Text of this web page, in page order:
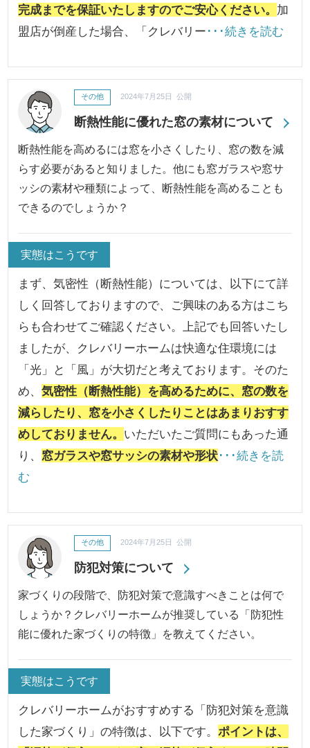
完成までを保証いたしますのでご安心ください。 加
盟店が倒産した場合、「クレバリー ･･･続きを読む
断熱性能に優れた窓の素材について
その他 2024年7月25日 公開
断熱性能を高めるには窓を小さくしたり、窓の数を減
らす必要があると知りました。他にも窓ガラスや窓サ
ッシの素材や種類によって、断熱性能を高めることも
できるのでしょうか？
実態はこうです
まず、気密性（断熱性能）については、以下にて詳
しく回答しておりますので、ご興味のある方はこち
らも合わせてご確認ください。上記でも回答いたし
ましたが、クレバリーホームは快適な住環境には
「光」と「風」が大切だと考えております。そのた
め、気密性（断熱性能）を高めるために、窓の数を
減らしたり、窓を小さくしたりことはあまりおすす
めしておりません。 いただいたご質問にもあった通
り、 窓ガラスや窓サッシの素材や形状･･･続きを読
む
防犯対策について
その他 2024年7月25日 公開
家づくりの段階で、防犯対策で意識すべきことは何で
しょうか？クレバリーホームが推奨している「防犯性
能に優れた家づくりの特徴」を教えてください。
実態はこうです
クレバリーホームがおすすめする「防犯対策を意識
した家づくり」の特徴は、以下です。ポイントは、